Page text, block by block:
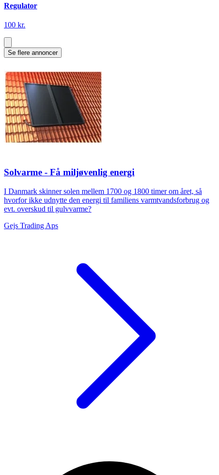
Regulator
100 kr.
Se flere annoncer
Solvarme - Få miljøvenlig energi
I Danmark skinner solen mellem 1700 og 1800 timer om året, så
hvorfor ikke udnytte den energi til familiens varmtvandsforbrug og
evt. overskud til gulvvarme?
Gejs Trading Aps